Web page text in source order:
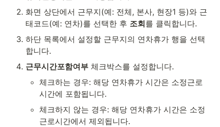
화면 상단에서 근무지(예: 전체, 본사, 현장1 등)와 근
태코드(예: 연차)를 선택한 후 조회를 클릭합니다.
하단 목록에서 설정할 근무지의 연차휴가 행을 선택
합니다.
근무시간포함여부 체크박스를 설정합니다.
체크하는 경우: 해당 연차휴가 시간은 소정근로
시간에 포함됩니다.
체크하지 않는 경우: 해당 연차휴가 시간은 소정
근로시간에서 제외됩니다.